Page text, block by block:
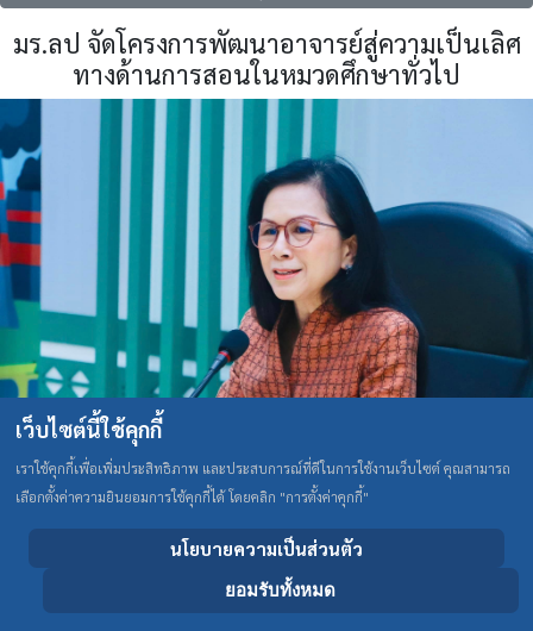
มร.ลป จัดโครงการพัฒนาอาจารย์สู่ความเป็นเลิศ
ทางด้านการสอนในหมวดศึกษาทั่วไป
ผศ.ดร.รัชนีวรรณ มาวงศ์ ผู้อำนวยการหมวดวิชาศึกษาทั่วไป เป็นประธานกล่าว
เปิดโครงการพัฒนาอาจารย์สู่ความเป็นเลิศทางด้านการสอนในหมวดศึกษาทั่วไป
เว็บไซต์นี้ใช้คุกกี้
เราใช้คุกกี้เพื่อเพิ่มประสิทธิภาพ และประสบการณ์ที่ดีในการใช้งานเว็บไซต์ คุณสามารถ
เลือกตั้งค่าความยินยอมการใช้คุกกี้ได้ โดยคลิก "การตั้งค่าคุกกี้"
นโยบายความเป็นส่วนตัว
ยอมรับทั้งหมด